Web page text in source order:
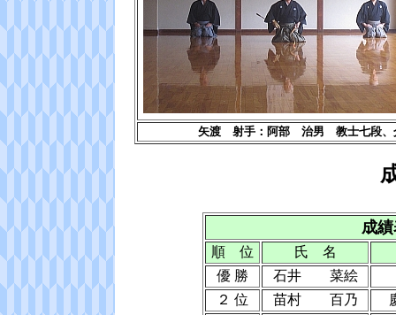
矢渡 射手：阿部 治男 教士七段
成
順 位
氏 名
優 勝
石井 菜絵
２ 位
苗村 百乃